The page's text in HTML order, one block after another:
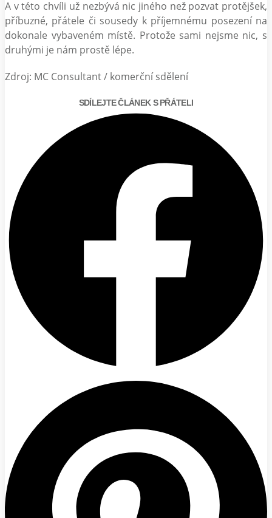
A v této chvíli už nezbývá nic jiného než pozvat protějšek,
příbuzné, přátele či sousedy k příjemnému posezení na
dokonale vybaveném místě. Protože sami nejsme nic, s
druhými je nám prostě lépe.
Zdroj: MC Consultant / komerční sdělení
SDÍLEJTE ČLÁNEK S PŘÁTELI